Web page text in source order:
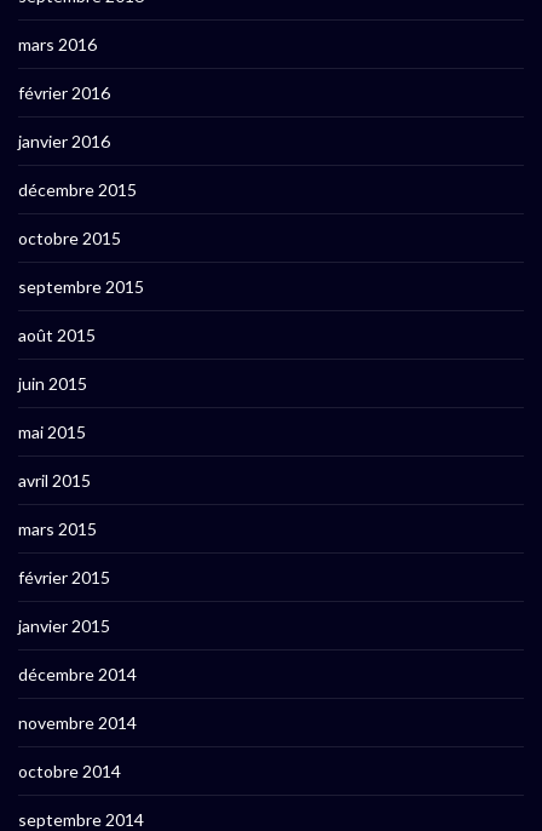
mars 2016
février 2016
janvier 2016
décembre 2015
octobre 2015
septembre 2015
août 2015
juin 2015
mai 2015
avril 2015
mars 2015
février 2015
janvier 2015
décembre 2014
novembre 2014
octobre 2014
septembre 2014